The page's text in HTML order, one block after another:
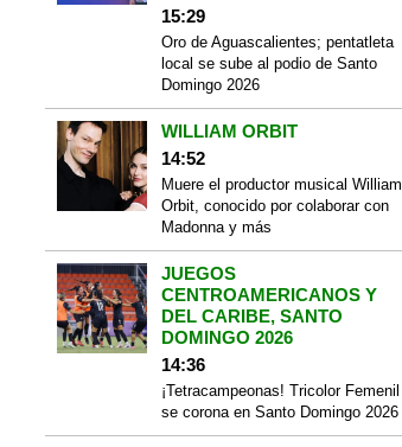
15:29
Oro de Aguascalientes; pentatleta
local se sube al podio de Santo
Domingo 2026
WILLIAM ORBIT
14:52
Muere el productor musical William
Orbit, conocido por colaborar con
Madonna y más
JUEGOS
CENTROAMERICANOS Y
DEL CARIBE, SANTO
DOMINGO 2026
14:36
¡Tetracampeonas! Tricolor Femenil
se corona en Santo Domingo 2026